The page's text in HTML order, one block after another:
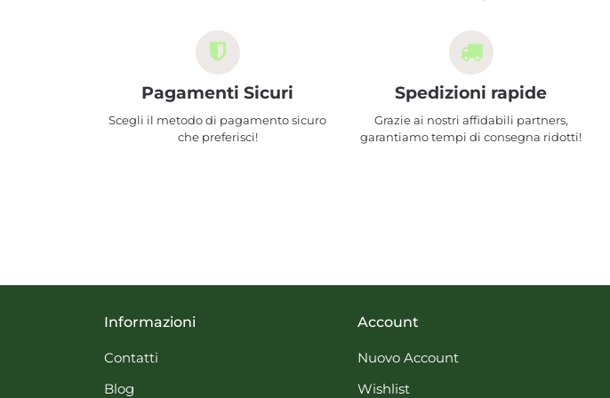
Pagamenti Sicuri
Scegli il metodo di pagamento sicuro
che preferisci!
Spedizioni rapide
Grazie ai nostri affidabili partners,
garantiamo tempi di consegna ridotti!
Informazioni
Contatti
Blog
Account
Nuovo Account
Wishlist